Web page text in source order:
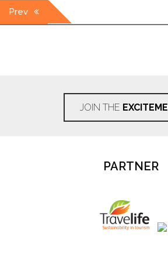
Post
navigation
Prev
JOIN THE
PARTNER